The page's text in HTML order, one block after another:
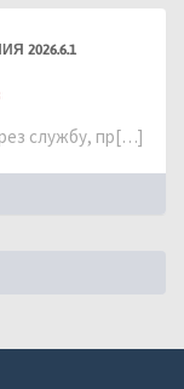
2026.6.1
службу, пр[…]